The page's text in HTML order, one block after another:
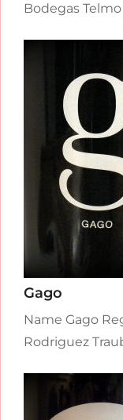
Bodegas Telmo
Gago
Name Gago
Rodriguez